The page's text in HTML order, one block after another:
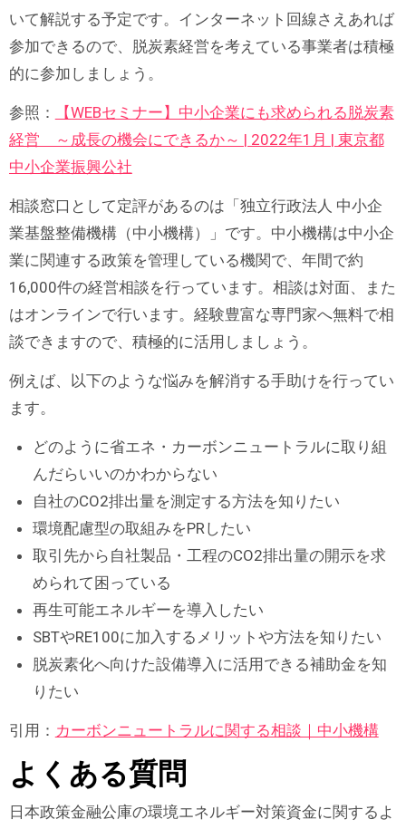
いて解説する予定です。インターネット回線さえあれば
参加できるので、脱炭素経営を考えている事業者は積極
的に参加しましょう。
参照：
【WEBセミナー】中小企業にも求められる脱炭素
経営 ～成長の機会にできるか～ | 2022年1月 | 東京都
中小企業振興公社
相談窓口として定評があるのは「独立行政法人 中小企
業基盤整備機構（中小機構）」です。中小機構は中小企
業に関連する政策を管理している機関で、年間で約
16,000件の経営相談を行っています。相談は対面、また
はオンラインで行います。経験豊富な専門家へ無料で相
談できますので、積極的に活用しましょう。
例えば、以下のような悩みを解消する手助けを行ってい
ます。
どのように省エネ・カーボンニュートラルに取り組
んだらいいのかわからない
自社のCO2排出量を測定する方法を知りたい
環境配慮型の取組みをPRしたい
取引先から自社製品・工程のCO2排出量の開示を求
められて困っている
再生可能エネルギーを導入したい
SBTやRE100に加入するメリットや方法を知りたい
脱炭素化へ向けた設備導入に活用できる補助金を知
りたい
引用： カーボンニュートラルに関する相談｜中小機構
よくある質問
日本政策金融公庫の環境エネルギー対策資金に関するよ